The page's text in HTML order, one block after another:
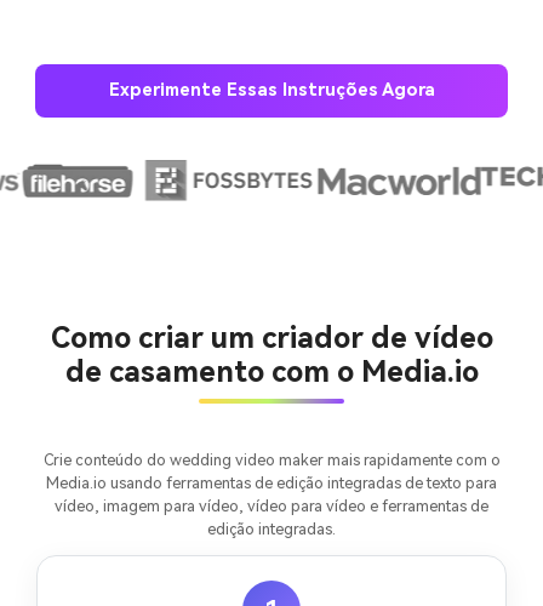
Experimente Essas Instruções Agora
Como criar um criador de vídeo
de casamento com o Media.io
Crie conteúdo do wedding video maker mais rapidamente com o
Media.io usando ferramentas de edição integradas de texto para
vídeo, imagem para vídeo, vídeo para vídeo e ferramentas de
edição integradas.
Crie imagens com
Comece Grátis →